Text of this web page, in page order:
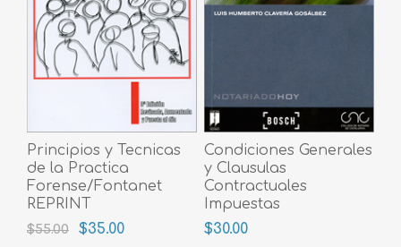
Principios y Tecnicas
de la Practica
Forense/Fontanet
REPRINT
$55.00 $35.00
Condiciones Generales
y Clausulas
Contractuales
Impuestas
$30.00